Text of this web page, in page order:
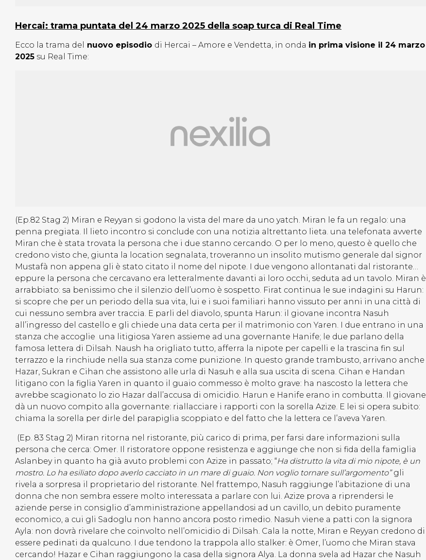
Hercai: trama puntata del 24 marzo 2025 della soap turca di Real Time
Ecco la trama del nuovo episodio di Hercai – Amore e Vendetta, in onda in prima visione il 24 marzo
2025 su Real Time:
(Ep.82 Stag 2) Miran e Reyyan si godono la vista del mare da uno yatch. Miran le fa un regalo: una
penna pregiata. Il lieto incontro si conclude con una notizia altrettanto lieta. una telefonata avverte
Miran che è stata trovata la persona che i due stanno cercando. O per lo meno, questo è quello che
credono visto che, giunta la location segnalata, troveranno un insolito mutismo generale dal signor
Mustafà non appena gli è stato citato il nome del nipote. I due vengono allontanati dal ristorante…
eppure la persona che cercavano era letteralmente davanti ai loro occhi, seduta ad un tavolo. Miran è
arrabbiato: sa benissimo che il silenzio dell’uomo è sospetto. Firat continua le sue indagini su Harun:
si scopre che per un periodo della sua vita, lui e i suoi familiari hanno vissuto per anni in una città di
cui nessuno sembra aver traccia. E parli del diavolo, spunta Harun: il giovane incontra Nasuh
all’ingresso del castello e gli chiede una data certa per il matrimonio con Yaren. I due entrano in una
stanza che accoglie una litigiosa Yaren assieme ad una governante Hanife; le due parlano della
famosa lettera di Dilsah. Naush ha origliato tutto, afferra la nipote per capelli e la trascina fin sul
terrazzo e la rinchiude nella sua stanza come punizione. In questo grande trambusto, arrivano anche
Hazar, Sukran e Cihan che assistono alle urla di Nasuh e alla sua uscita di scena. Cihan e Handan
litigano con la figlia Yaren in quanto il guaio commesso è molto grave: ha nascosto la lettera che
avrebbe scagionato lo zio Hazar dall’accusa di omicidio. Harun e Hanife erano in combutta. Il giovane
dà un nuovo compito alla governante: riallacciare i rapporti con la sorella Azize. E lei si opera subito:
chiama la sorella per dirle del parapiglia scoppiato e del fatto che la lettera ce l’aveva Yaren.
(Ep. 83 Stag 2) Miran ritorna nel ristorante, più carico di prima, per farsi dare informazioni sulla
persona che cerca: Omer. Il ristoratore oppone resistenza e aggiunge che non si fida della famiglia
Aslanbey in quanto ha già avuto problemi con Azize in passato; “Ha distrutto la vita di mio nipote, è un
mostro. Lo ha esiliato dopo averlo cacciato in un mare di guaio. Non voglio tornare sull’argomento”gli
rivela a sorpresa il proprietario del ristorante. Nel frattempo, Nasuh raggiunge l’abitazione di una
donna che non sembra essere molto interessata a parlare con lui. Azize prova a riprendersi le
aziende perse in consiglio d’amministrazione appellandosi ad un cavillo, un debito puramente
economico, a cui gli Sadoglu non hanno ancora posto rimedio. Nasuh viene a patti con la signora
Ayla: non dovrà rivelare che coinvolto nell’omicidio di Dilsah. Cala la notte, Miran e Reyyan credono di
essere pedinati da qualcuno. I due tendono la trappola allo stalker: è Omer, l’uomo che Miran stava
cercando! Hazar e Cihan raggiungono la casa della signora Alya. La donna svela ad Hazar che Nasuh